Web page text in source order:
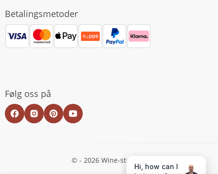
Betalingsmetoder
Følg oss på
© - 2026 Wine-store.no